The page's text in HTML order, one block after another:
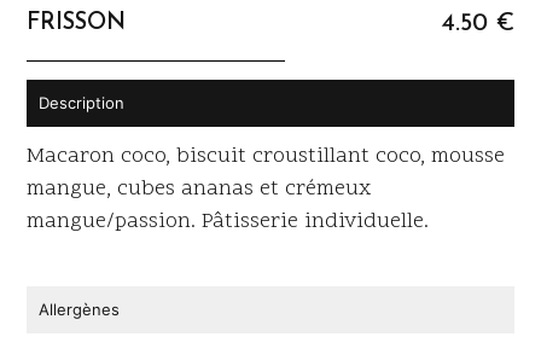
FRISSON 4.50 €
Description
Allergènes
Macaron coco, biscuit croustillant coco, mousse
mangue, cubes ananas et crémeux
mangue/passion. Pâtisserie individuelle.